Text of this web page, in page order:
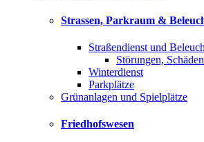
Strassen, Parkraum &
Straßendienst und
Störungen,
Winterdienst
Parkplätze
Grünanlagen und Spielplätze
Friedhofswesen